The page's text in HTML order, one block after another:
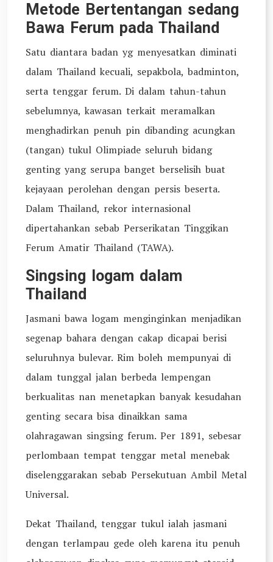
Metode Bertentangan sedang
Bawa Ferum pada Thailand
Satu diantara badan yg menyesatkan diminati
dalam Thailand kecuali, sepakbola, badminton,
serta tenggar ferum. Di dalam tahun-tahun
sebelumnya, kawasan terkait meramalkan
menghadirkan penuh pin dibanding acungkan
(tangan) tukul Olimpiade seluruh bidang
genting yang serupa banget berselisih buat
kejayaan perolehan dengan persis beserta.
Dalam Thailand, rekor internasional
dipertahankan sebab Perserikatan Tinggikan
Ferum Amatir Thailand (TAWA).
Singsing logam dalam
Thailand
Jasmani bawa logam menginginkan menjadikan
segenap bahara dengan cakap dicapai berisi
seluruhnya bulevar. Rim boleh mempunyai di
dalam tunggal jalan berbeda lempengan
berkualitas nan menetapkan banyak kesudahan
genting secara bisa dinaikkan sama
olahragawan singsing ferum. Per 1891, sebesar
perlombaan tempat tenggar metal menebak
diselenggarakan sebab Persekutuan Ambil Metal
Universal.
Dekat Thailand, tenggar tukul ialah jasmani
dengan terlampau gede oleh karena itu penuh